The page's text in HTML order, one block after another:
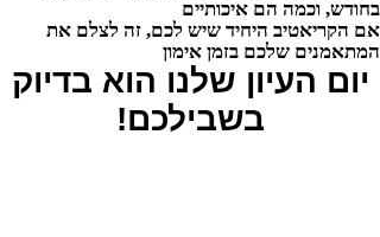
בחודש, וכמה הם איכותיים
אם הקריאטיב היחיד שיש לכם, זה לצלם את
המתאמנים שלכם בזמן אימון
יום העיון שלנו הוא בדיוק
בשבילכם!